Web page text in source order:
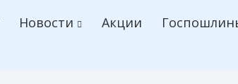
Новости Акции